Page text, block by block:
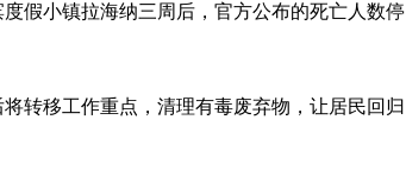
假小镇拉海纳三周后，官方公布的死亡人数停
转移工作重点，清理有毒废弃物，让居民回归